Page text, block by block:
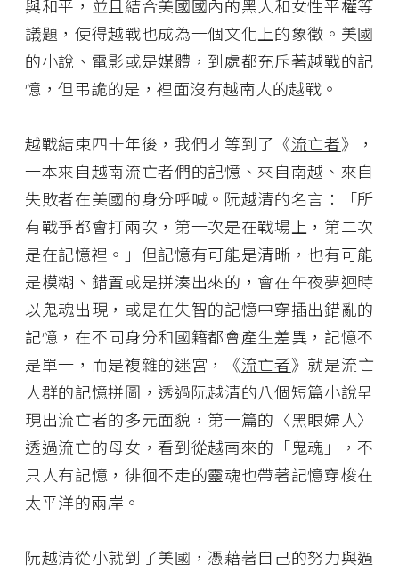
與和平，並且結合美國國內的黑人和女性平權等
議題，使得越戰也成為一個文化上的象徵。美國
的小說、電影或是媒體，到處都充斥著越戰的記
憶，但弔詭的是，裡面沒有越南人的越戰。
越戰結束四十年後，我們才等到了《流亡者》，
一本來自越南流亡者們的記憶、來自南越、來自
失敗者在美國的身分呼喊。阮越清的名言：「所
有戰爭都會打兩次，第一次是在戰場上，第二次
是在記憶裡。」但記憶有可能是清晰，也有可能
是模糊、錯置或是拼湊出來的，會在午夜夢迴時
以鬼魂出現，或是在失智的記憶中穿插出錯亂的
記憶，在不同身分和國籍都會產生差異，記憶不
是單一，而是複雜的迷宮，《流亡者》就是流亡
人群的記憶拼圖，透過阮越清的八個短篇小說呈
現出流亡者的多元面貌，第一篇的〈黑眼婦人〉
透過流亡的母女，看到從越南來的「鬼魂」，不
只人有記憶，徘徊不走的靈魂也帶著記憶穿梭在
太平洋的兩岸。
阮越清從小就到了美國，憑藉著自己的努力與過